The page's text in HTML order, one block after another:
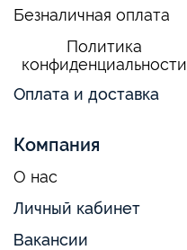
Безналичная оплата
Политика
конфиденциальности
Оплата и доставка
Компания
О нас
Личный кабинет
Вакансии